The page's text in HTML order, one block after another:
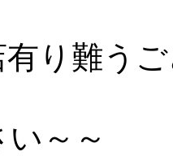
り難う
～～